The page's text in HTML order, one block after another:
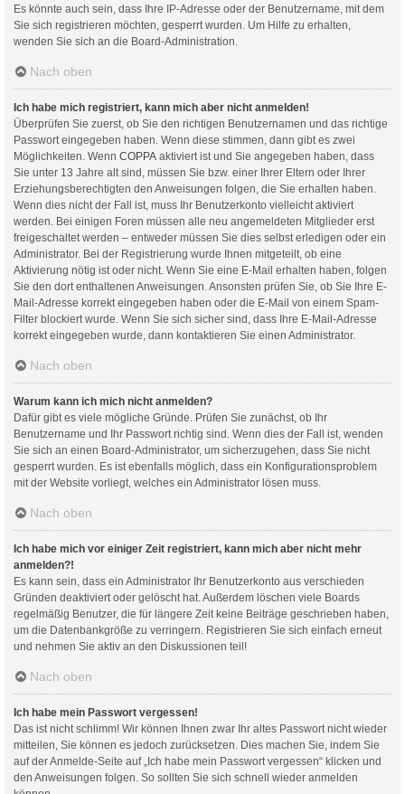
Es könnte auch sein, dass Ihre IP-Adresse oder der Benutzername, mit dem
Sie sich registrieren möchten, gesperrt wurden. Um Hilfe zu erhalten,
wenden Sie sich an die Board-Administration.
Nach oben
Ich habe mich registriert, kann mich aber nicht anmelden!
Überprüfen Sie zuerst, ob Sie den richtigen Benutzernamen und das richtige
Passwort eingegeben haben. Wenn diese stimmen, dann gibt es zwei
Möglichkeiten. Wenn COPPA aktiviert ist und Sie angegeben haben, dass
Sie unter 13 Jahre alt sind, müssen Sie bzw. einer Ihrer Eltern oder Ihrer
Erziehungsberechtigten den Anweisungen folgen, die Sie erhalten haben.
Wenn dies nicht der Fall ist, muss Ihr Benutzerkonto vielleicht aktiviert
werden. Bei einigen Foren müssen alle neu angemeldeten Mitglieder erst
freigeschaltet werden – entweder müssen Sie dies selbst erledigen oder ein
Administrator. Bei der Registrierung wurde Ihnen mitgeteilt, ob eine
Aktivierung nötig ist oder nicht. Wenn Sie eine E-Mail erhalten haben, folgen
Sie den dort enthaltenen Anweisungen. Ansonsten prüfen Sie, ob Sie Ihre E-
Mail-Adresse korrekt eingegeben haben oder die E-Mail von einem Spam-
Filter blockiert wurde. Wenn Sie sich sicher sind, dass Ihre E-Mail-Adresse
korrekt eingegeben wurde, dann kontaktieren Sie einen Administrator.
Nach oben
Warum kann ich mich nicht anmelden?
Dafür gibt es viele mögliche Gründe. Prüfen Sie zunächst, ob Ihr
Benutzername und Ihr Passwort richtig sind. Wenn dies der Fall ist, wenden
Sie sich an einen Board-Administrator, um sicherzugehen, dass Sie nicht
gesperrt wurden. Es ist ebenfalls möglich, dass ein Konfigurationsproblem
mit der Website vorliegt, welches ein Administrator lösen muss.
Nach oben
Ich habe mich vor einiger Zeit registriert, kann mich aber nicht mehr
anmelden?!
Es kann sein, dass ein Administrator Ihr Benutzerkonto aus verschieden
Gründen deaktiviert oder gelöscht hat. Außerdem löschen viele Boards
regelmäßig Benutzer, die für längere Zeit keine Beiträge geschrieben haben,
um die Datenbankgröße zu verringern. Registrieren Sie sich einfach erneut
und nehmen Sie aktiv an den Diskussionen teil!
Nach oben
Ich habe mein Passwort vergessen!
Das ist nicht schlimm! Wir können Ihnen zwar Ihr altes Passwort nicht wieder
mitteilen, Sie können es jedoch zurücksetzen. Dies machen Sie, indem Sie
auf der Anmelde-Seite auf „Ich habe mein Passwort vergessen“ klicken und
den Anweisungen folgen. So sollten Sie sich schnell wieder anmelden